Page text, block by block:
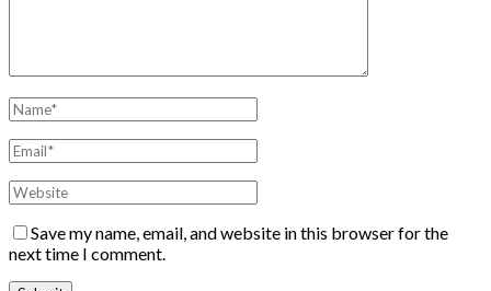
Save my name, email, and website in this browser for the
next time I comment.